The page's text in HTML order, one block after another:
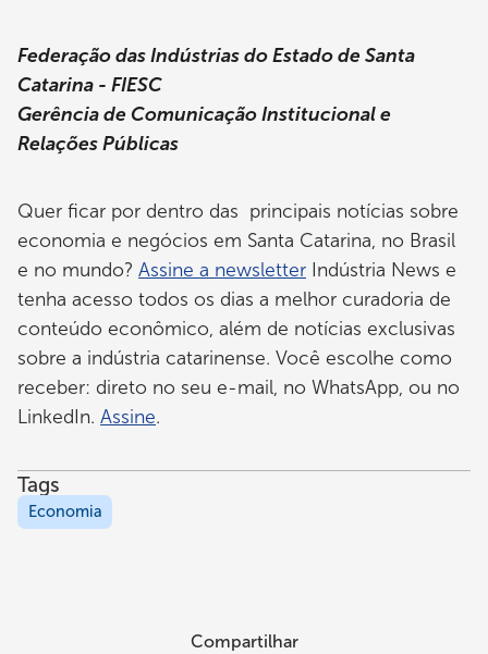
Federação das Indústrias do Estado de Santa
Catarina - FIESC
Gerência de Comunicação Institucional e
Relações Públicas
Quer ficar por dentro das principais notícias sobre
economia e negócios em Santa Catarina, no Brasil
e no mundo? Assine a newsletter Indústria News e
tenha acesso todos os dias a melhor curadoria de
conteúdo econômico, além de notícias exclusivas
sobre a indústria catarinense. Você escolhe como
receber: direto no seu e-mail, no WhatsApp, ou no
LinkedIn. Assine.
Tags
Economia
Compartilhar